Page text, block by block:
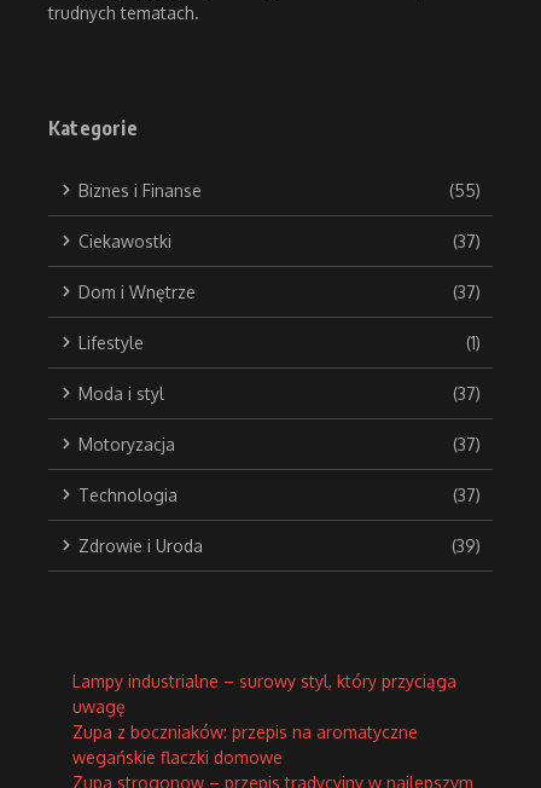
trudnych tematach.
Kategorie
Biznes i Finanse (55)
Ciekawostki (37)
Dom i Wnętrze (37)
Lifestyle (1)
Moda i styl (37)
Motoryzacja (37)
Technologia (37)
Zdrowie i Uroda (39)
Lampy industrialne – surowy styl, który przyciąga
uwagę
Zupa z boczniaków: przepis na aromatyczne
wegańskie flaczki domowe
Zupa strogonow – przepis tradycyjny w najlepszym